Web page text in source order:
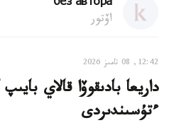
без автора
اۆتور
12:42, 08 تامىز 2026
داريعا بادىقوۆا قالاي
ءتۇسىندىردى